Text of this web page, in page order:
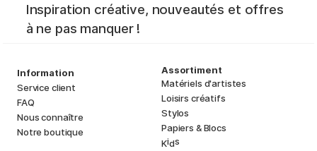
Inspiration créative, nouveautés et offres
à ne pas manquer !
Information
Service client
FAQ
Nous connaître
Notre boutique
Assortiment
Matériels d'artistes
Loisirs créatifs
Stylos
Papiers & Blocs
Kids